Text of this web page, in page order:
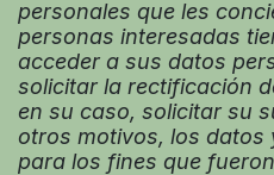
personales que les
personas interesadas
acceder a sus datos
solicitar la rectificación
en su caso, solicitar su
otros motivos, los datos
para los fines que